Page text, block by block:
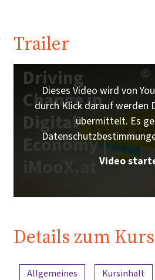
Trailer
Driving
Change in
Digital
Economy |
iMooX.at
Dieses Video wird von
durch Klick darauf werden
übermittelt. Es
Video
Details zum Kurs
Inhaltsübersicht
Allgemeines Kursinhalt